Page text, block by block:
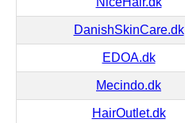
DanishSkinCare.dk
EDOA.dk
Mecindo.dk
HairOutlet.dk